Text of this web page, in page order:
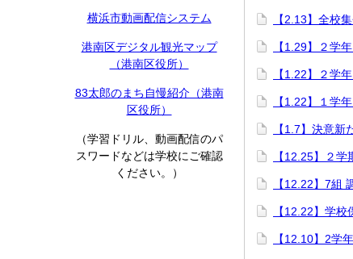
横浜市動画配信システム
港南区デジタル観光マップ
（港南区役所）
83太郎のまち自慢紹介（港南
区役所）
（学習ドリル、動画配信のパ
スワードなどは学校にご確認
ください。）
【2.13】全校
【1.29】２学
【1.22】２学
【1.22】１学
【1.7】決意新
【12.25】２
【12.22】7組
【12.22】学校
【12.10】2学